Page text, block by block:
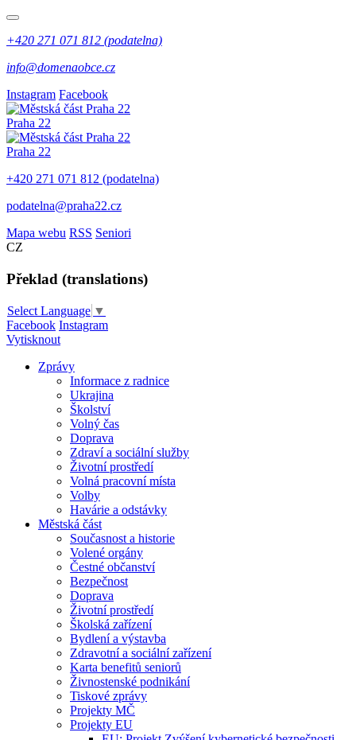
+420 271 071 812 (podatelna)
info@domenaobce.cz
Instagram Facebook
Praha 22
Praha 22
+420 271 071 812 (podatelna)
podatelna@praha22.cz
Mapa webu RSS Seniori
CZ
Překlad (translations)
Select Language ▼
Facebook Instagram
Vytisknout
Zprávy
Informace z radnice
Ukrajina
Školství
Volný čas
Doprava
Zdraví a sociální služby
Životní prostředí
Volná pracovní místa
Volby
Havárie a odstávky
Městská část
Současnost a historie
Volené orgány
Čestné občanství
Bezpečnost
Doprava
Životní prostředí
Školská zařízení
Bydlení a výstavba
Zdravotní a sociální zařízení
Karta benefitů seniorů
Živnostenské podnikání
Tiskové zprávy
Projekty MČ
Projekty EU